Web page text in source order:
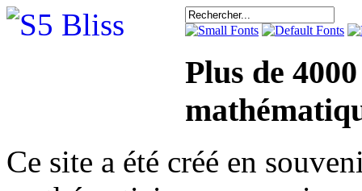
Plus de
Ce site a été créé en